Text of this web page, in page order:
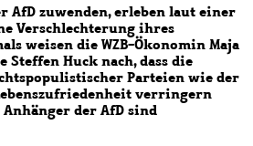
AfD zuwenden, erleben laut einer
Verschlechterung ihres
weisen die WZB-Ökonomin Maja
Steffen Huck nach, dass die
Parteien wie der
verringern
der AfD sind